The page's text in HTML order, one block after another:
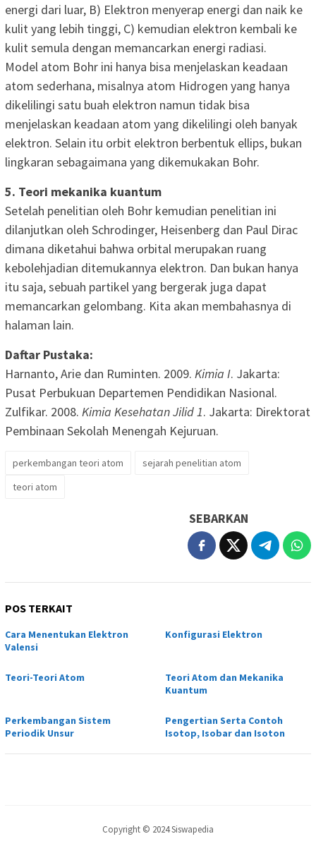
energi dari luar, B) Elektron menyerap energi dan naik ke
kulit yang lebih tinggi, C) kemudian elektron kembali ke
kulit semula dengan memancarkan energi radiasi.
Model atom Bohr ini hanya bisa menjelaskan keadaan
atom sederhana, misalnya atom Hidrogen yang hanya
dikelilingi satu buah elektron namun tidak bisa
menjelaskan keadaan atom yang dikelilingi oleh banyak
elektron. Selain itu orbit elektron berbentuk ellips, bukan
lingkaran sebagaimana yang dikemukakan Bohr.
5. Teori mekanika kuantum
Setelah penelitian oleh Bohr kemudian penelitian ini
dilanjutkan oleh Schrodinger, Heisenberg dan Paul Dirac
dimana diketahui bahwa orbital merupakan ruang
kebolehjadian ditemukannya elektron. Dan bukan hanya
itu saja, sebuah partikel yang bergerak juga dapat
memancarkan gelombang. Kita akan membahasnya di
halaman lain.
Daftar Pustaka:
Harnanto, Arie dan Ruminten. 2009. Kimia I. Jakarta:
Pusat Perbukuan Departemen Pendidikan Nasional.
Zulfikar. 2008. Kimia Kesehatan Jilid 1. Jakarta: Direktorat
Pembinaan Sekolah Menengah Kejuruan.
perkembangan teori atom
sejarah penelitian atom
teori atom
SEBARKAN
POS TERKAIT
Cara Menentukan Elektron
Valensi
Konfigurasi Elektron
Teori-Teori Atom
Teori Atom dan Mekanika
Kuantum
Perkembangan Sistem
Periodik Unsur
Pengertian Serta Contoh
Isotop, Isobar dan Isoton
Copyright © 2024 Siswapedia